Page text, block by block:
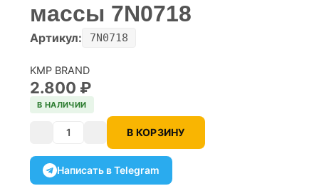
массы 7N0718
Артикул: 7N0718
KMP BRAND
2.800 ₽
В НАЛИЧИИ
Количество В КОРЗИНУ
Написать в Telegram